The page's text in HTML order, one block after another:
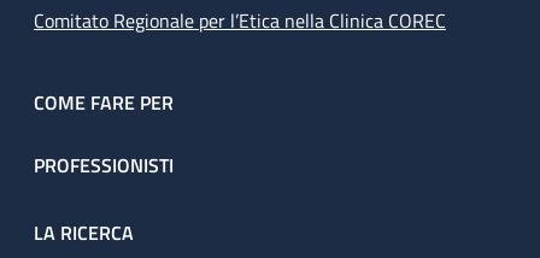
Comitato Regionale per l’Etica nella Clinica COREC
COME FARE PER
PROFESSIONISTI
LA RICERCA